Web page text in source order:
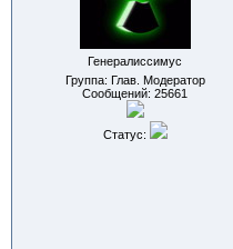
Генералиссимус
Группа: Глав. Модератор
Сообщений: 25661
Статус: